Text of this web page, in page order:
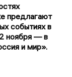
предлагают
событиях в
ноября — в
и мир».